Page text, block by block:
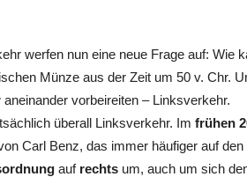
werfen nun eine neue Frage auf: Wie
Münze aus der Zeit um 50 v. Chr.
aneinander vorbeireiten – Linksverkehr.
überall Linksverkehr. Im frühen
Carl Benz, das immer häufiger auf
auf rechts um, auch um sich